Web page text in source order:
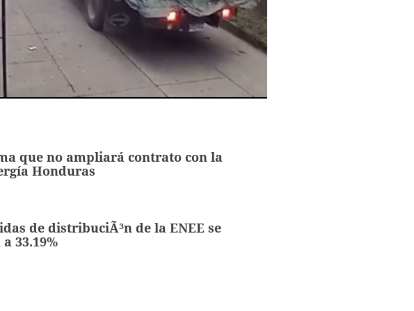
que no ampliará contrato con la
Honduras
de distribuciÃ³n de la ENEE se
33.19%